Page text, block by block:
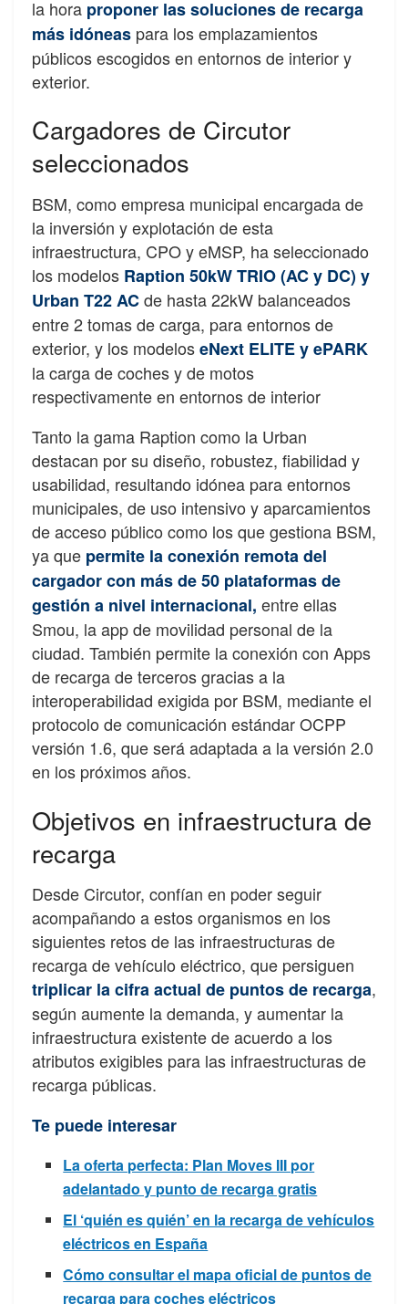
la hora proponer las soluciones de recarga
más idóneas para los emplazamientos
públicos escogidos en entornos de interior y
exterior.
Cargadores de Circutor
seleccionados
BSM, como empresa municipal encargada de
la inversión y explotación de esta
infraestructura, CPO y eMSP, ha seleccionado
los modelos Raption 50kW TRIO (AC y DC) y
Urban T22 ACde hasta 22kW balanceados
entre 2 tomas de carga, para entornos de
exterior, y los modeloseNext ELITE y ePARK
la carga de coches y de motos
respectivamente en entornos de interior
Tanto la gama Raption como la Urban
destacan por su diseño, robustez, fiabilidad y
usabilidad, resultando idónea para entornos
municipales, de uso intensivo y aparcamientos
de acceso público como los que gestiona BSM,
ya que permite la conexión remota del
cargador con más de 50 plataformas de
gestión a nivel internacional, entre ellas
Smou, la app de movilidad personal de la
ciudad. También permite la conexión con Apps
de recarga de terceros gracias a la
interoperabilidad exigida por BSM, mediante el
protocolo de comunicación estándar OCPP
versión 1.6, que será adaptada a la versión 2.0
en los próximos años.
Objetivos en infraestructura de
recarga
Desde Circutor, confían en poder seguir
acompañando a estos organismos en los
siguientes retos de las infraestructuras de
recarga de vehículo eléctrico, que persiguen
triplicar la cifra actual de puntos de recarga,
según aumente la demanda, y aumentar la
infraestructura existente de acuerdo a los
atributos exigibles para las infraestructuras de
recarga públicas.
Te puede interesar
La oferta perfecta: Plan Moves III por
adelantado y punto de recarga gratis
El ‘quién es quién’ en la recarga de vehículos
eléctricos en España
Cómo consultar el mapa oficial de puntos de
recarga para coches eléctricos